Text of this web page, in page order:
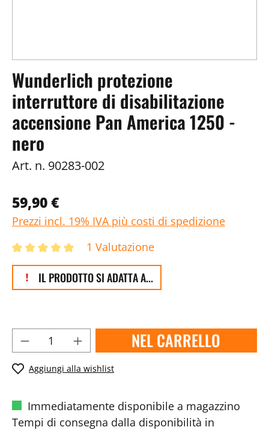
Wunderlich protezione
interruttore di disabilitazione
accensione Pan America 1250 -
nero
Art. n. 90283-002
59,90 €
Prezzi incl. 19% IVA più costi di spedizione
1 Valutazione
IL PRODOTTO SI ADATTA A...
NEL CARRELLO
Aggiungi alla wishlist
Immediatamente disponibile a magazzino
Tempi di consegna dalla disponibilità in